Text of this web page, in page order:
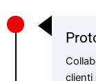
clienti